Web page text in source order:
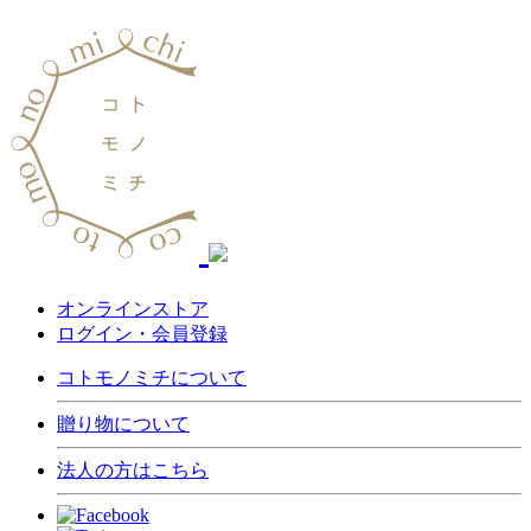
オンラインストア
ログイン・会員登録
コトモノミチについて
贈り物について
法人の方はこちら